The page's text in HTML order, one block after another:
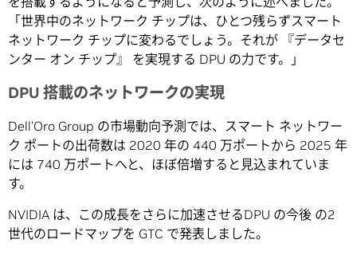
「世界中のネットワーク チップは、ひとつ残らずスマート
ネットワーク チップに変わるでしょう。それが 『データセ
ンター オン チップ』 を実現する DPU の力です。」
DPU 搭載のネットワークの実現
Dell’Oro Group の市場動向予測では、スマート ネットワー
ク ポートの出荷数は 2020 年の 440 万ポートから 2025 年
には 740 万ポートへと、ほぼ倍増すると見込まれていま
す。
NVIDIA は、この成長をさらに加速させるDPU の今後 の2
世代のロードマップを GTC で発表しました。